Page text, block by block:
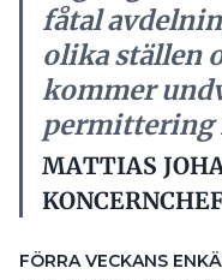
FÖRRA VECKANS
CORONAVIRUSET
FÖRETAG
CORONA | STATLIGA
ANSTÄLLDA
SVAR FRÅN MATTIAS